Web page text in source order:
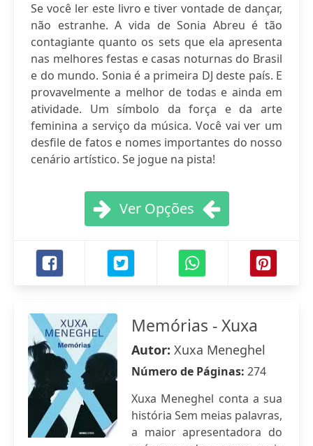
Se você ler este livro e tiver vontade de dançar,
não estranhe. A vida de Sonia Abreu é tão
contagiante quanto os sets que ela apresenta
nas melhores festas e casas noturnas do Brasil
e do mundo. Sonia é a primeira DJ deste país. E
provavelmente a melhor de todas e ainda em
atividade. Um símbolo da força e da arte
feminina a serviço da música. Você vai ver um
desfile de fatos e nomes importantes do nosso
cenário artístico. Se jogue na pista!
Ver Opções
Memórias - Xuxa
Autor: Xuxa Meneghel
Número de Páginas: 274
Xuxa Meneghel conta a sua
história Sem meias palavras,
a maior apresentadora do